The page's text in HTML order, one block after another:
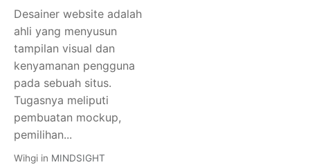
Desainer website adalah
ahli yang menyusun
tampilan visual dan
kenyamanan pengguna
pada sebuah situs.
Tugasnya meliputi
pembuatan mockup,
pemilihan...
Wihgi in MINDSIGHT